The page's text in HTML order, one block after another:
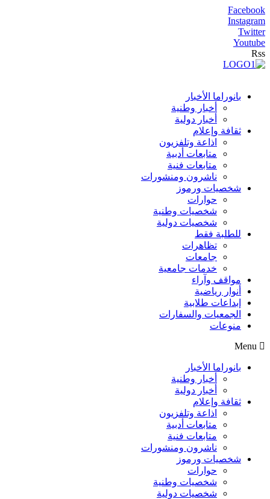
Facebook
Instagram
Twitter
Youtube
Rss
بانوراما الأخبار
أخبار وطنية
أخبار دولية
ثقافة وإعلام
اذاعة وتلفزيون
متابعات أدبية
متابعات فنية
ناشرون ومنشورات
شخصيات ورموز
حوارات
شخصيات وطنية
شخصيات دولية
للطلبة فقط
تظاهرات
جامعات
خدمات جامعية
مواقف وآراء
أنوار رياضية
إبداعات طلابية
الجمعيات والسفارات
منوعات
Menu
بانوراما الأخبار
أخبار وطنية
أخبار دولية
ثقافة وإعلام
اذاعة وتلفزيون
متابعات أدبية
متابعات فنية
ناشرون ومنشورات
شخصيات ورموز
حوارات
شخصيات وطنية
شخصيات دولية